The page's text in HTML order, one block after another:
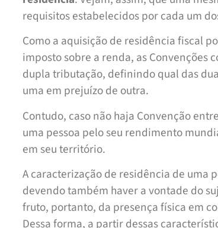
requisitos estabelecidos por cada um
Como a aquisição de residência fiscal
imposto sobre a renda, as Convenções
dupla tributação, definindo qual das
uma em prejuízo de outra.
Contudo, caso não haja Convenção
uma pessoa pelo seu rendimento
em seu território.
A caracterização de residência de uma
devendo também haver a vontade do
fruto, portanto, da presença física em
Dessa forma, a partir dessas